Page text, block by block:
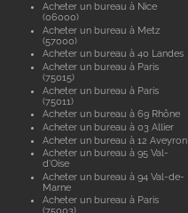
Acheter un bureau à Nice
(06000)
Acheter un bureau à Metz
(57000)
Acheter un bureau à 40 Landes
Acheter un bureau à Paris
(75015)
Acheter un bureau à Paris
(75011)
Acheter un bureau à 69 Rhône
Acheter un bureau à 03 Allier
Acheter un bureau à 12 Aveyron
Acheter un bureau à 95 Val-
d'Oise
Acheter un bureau à 94 Val-de-
Marne
Acheter un bureau à Paris
(75003)